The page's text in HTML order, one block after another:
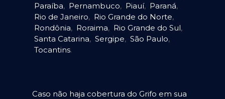
Paraíba, Pernambuco, Piauí, Paraná,
Rio de Janeiro, Rio Grande do Norte,
Rondônia, Roraima, Rio Grande do Sul,
Santa Catarina, Sergipe, São Paulo,
Tocantins.
Caso não haja cobertura do Grifo em sua